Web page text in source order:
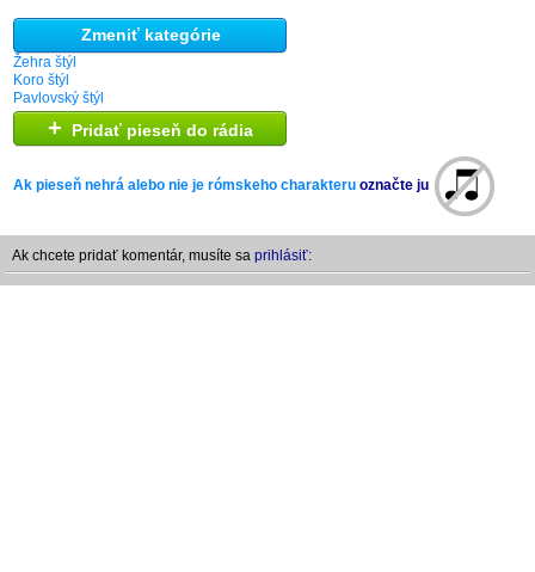
Zmeniť kategórie
Žehra štýl
Koro štýl
Pavlovský štýl
+ Pridať pieseň do rádia
Ak pieseň nehrá alebo nie je rómskeho charakteru označte ju
Ak chcete pridať komentár, musíte sa prihlásiť: